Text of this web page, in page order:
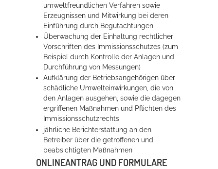
Erleben in Hockenheim
Spaß unter prickelnden Wasserfällen, das rauschende Meer im
Wellenbecken oder doch lieber die pure Entspannung auf der
Sprudelliege im Solebecken?
umweltfreundlichen Verfahren sowie
Erzeugnissen und Mitwirkung bei deren
Einführung durch Begutachtungen
Überwachung der Einhaltung rechtlicher
Vorschriften des Immissionsschutzes (zum
Beispiel durch Kontrolle der Anlagen und
Durchführung von Messungen)
Aufklärung der Betriebsangehörigen über
schädliche Umwelteinwirkungen, die von
den Anlagen ausgehen, sowie die dagegen
ergriffenen Maßnahmen und Pflichten des
Immissionsschutzrechts
jährliche Berichterstattung an den
Betreiber über die getroffenen und
beabsichtigten Maßnahmen
ONLINEANTRAG UND FORMULARE